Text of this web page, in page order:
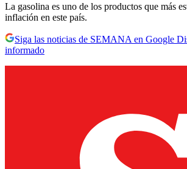
La gasolina es uno de los productos que más
inflación en este país.
Siga las noticias de SEMANA en Google
informado